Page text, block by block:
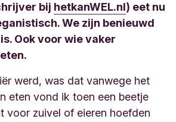
bij hetkanWEL.nl) eet nu
We zijn benieuwd
. Ook voor wie vaker
werd, was dat vanwege het
eten vond ik toen een beetje
voor zuivel of eieren hoefden